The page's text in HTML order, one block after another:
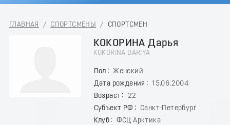
ГЛАВНАЯ / СПОРТСМЕНЫ / СПОРТСМЕН
КОКОРИНА Дарья
KOKORINA DARIYA
Пол
Женский
Дата рождения
15.06.2004
Возраст
22
Субъект РФ
Санкт-Петербург
Клуб
ФСЦ Арктика